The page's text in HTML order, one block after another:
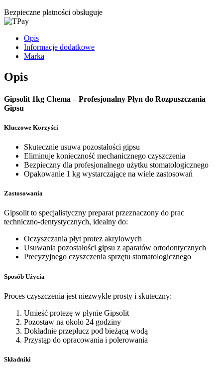
Bezpieczne płatności obsługuje
Opis
Informacje dodatkowe
Marka
Opis
Gipsolit 1kg Chema – Profesjonalny Płyn do Rozpuszczania
Gipsu
Kluczowe Korzyści
Skutecznie usuwa pozostałości gipsu
Eliminuje konieczność mechanicznego czyszczenia
Bezpieczny dla profesjonalnego użytku stomatologicznego
Opakowanie 1 kg wystarczające na wiele zastosowań
Zastosowania
Gipsolit to specjalistyczny preparat przeznaczony do prac
techniczno-dentystycznych, idealny do:
Oczyszczania płyt protez akrylowych
Usuwania pozostałości gipsu z aparatów ortodontycznych
Precyzyjnego czyszczenia sprzętu stomatologicznego
Sposób Użycia
Proces czyszczenia jest niezwykle prosty i skuteczny:
Umieść protezę w płynie Gipsolit
Pozostaw na około 24 godziny
Dokładnie przepłucz pod bieżącą wodą
Przystąp do opracowania i polerowania
Składniki